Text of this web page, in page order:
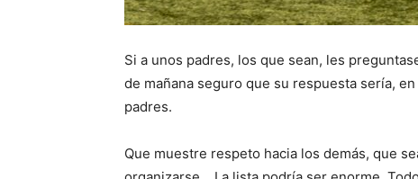
Si a unos padres, los que sean, les
de mañana seguro que su respuesta sería,
padres.
Que muestre respeto hacia los demás, que